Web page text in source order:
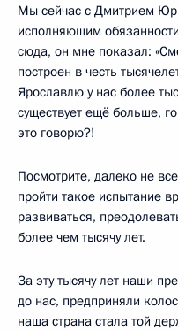
Мы сейчас с Дмитрием
исполняющим
сюда, он мне показал:
построен в честь
Ярославлю у нас более
существует ещё больше,
это говорю?!
Посмотрите, далеко не
пройти такое испытание
развиваться,
более чем тысячу лет.
За эту тысячу лет наши
до нас, предприняли
наша страна стала той